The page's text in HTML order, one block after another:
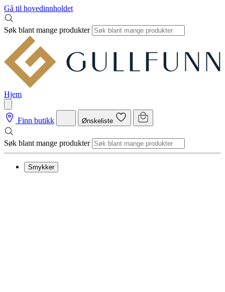
Gå til hovedinnholdet
Søk blant mange produkter
Hjem
Finn butikk Ønskeliste
Søk blant mange produkter
Smykker